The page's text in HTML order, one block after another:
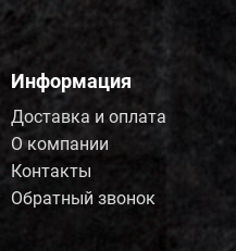
Информация
Доставка и оплата
О компании
Контакты
Обратный звонок